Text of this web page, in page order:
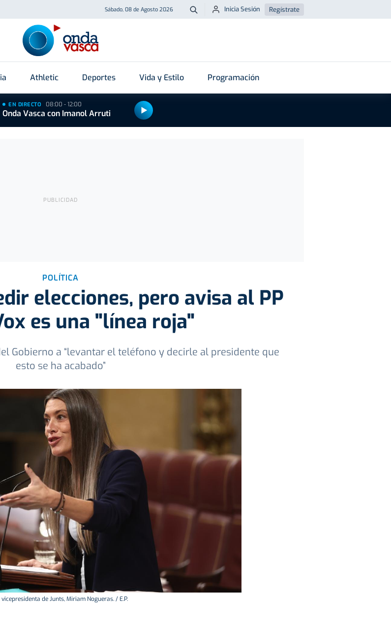
Sábado, 08 de Agosto 2026 Buscar
Inicia Sesión Regístrate
Athletic Deportes Vida y Estilo Programación
EN DIRECTO 08:00 - 12:00
Onda Vasca con Imanol Arruti
POLÍTICA
elecciones, pero avisa al PP
es una "línea roja"
Gobierno a “levantar el teléfono y decirle al presidente que
esto se ha acabado”
vicepresidenta de Junts, Miriam Nogueras. / E.P.